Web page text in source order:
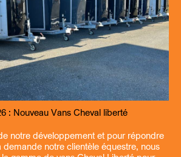
: Nouveau Vans Cheval liberté
notre développement et pour répondre
notre clientèle équestre, nous
Remorque fourgon et benne Debon
: Ouverture la samedi matin
: Entretien et revisions remorques